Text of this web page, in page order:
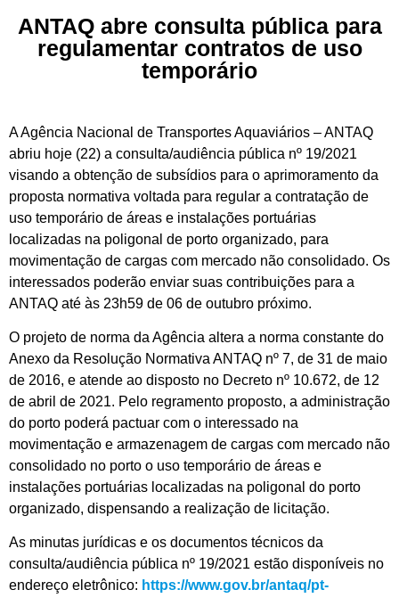
ANTAQ abre consulta pública para
regulamentar contratos de uso
temporário
A Agência Nacional de Transportes Aquaviários – ANTAQ
abriu hoje (22) a consulta/audiência pública nº 19/2021
visando a obtenção de subsídios para o aprimoramento da
proposta normativa voltada para regular a contratação de
uso temporário de áreas e instalações portuárias
localizadas na poligonal de porto organizado, para
movimentação de cargas com mercado não consolidado. Os
interessados poderão enviar suas contribuições para a
ANTAQ até às 23h59 de 06 de outubro próximo.
O projeto de norma da Agência altera a norma constante do
Anexo da Resolução Normativa ANTAQ nº 7, de 31 de maio
de 2016, e atende ao disposto no Decreto nº 10.672, de 12
de abril de 2021. Pelo regramento proposto, a administração
do porto poderá pactuar com o interessado na
movimentação e armazenagem de cargas com mercado não
consolidado no porto o uso temporário de áreas e
instalações portuárias localizadas na poligonal do porto
organizado, dispensando a realização de licitação.
As minutas jurídicas e os documentos técnicos da
consulta/audiência pública nº 19/2021 estão disponíveis no
endereço eletrônico: https://www.gov.br/antaq/pt-